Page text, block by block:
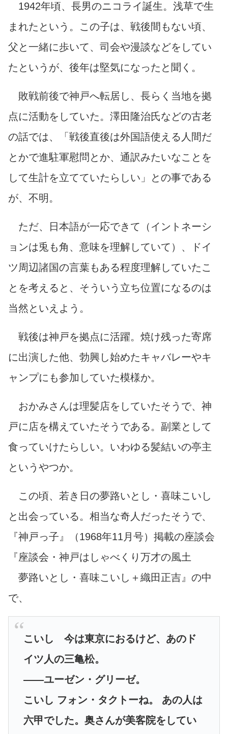
1942年頃、長男のニコライ誕生。浅草で生
まれたという。この子は、戦後間もない頃、
父と一緒に歩いて、司会や漫談などをしてい
たというが、後年は堅気になったと聞く。
敗戦前後で神戸へ転居し、長らく当地を拠
点に活動をしていた。澤田隆治氏などの古老
の話では、「戦後直後は外国語使える人間だ
とかで進駐軍慰問とか、通訳みたいなことを
して生計を立てていたらしい」との事である
が、不明。
ただ、日本語が一応できて（イントネーシ
ョンは兎も角、意味を理解していて）、ドイ
ツ周辺諸国の言葉もある程度理解していたこ
とを考えると、そういう立ち位置になるのは
当然といえよう。
戦後は神戸を拠点に活躍。焼け残った寄席
に出演した他、勃興し始めたキャバレーやキ
ャンプにも参加していた模様か。
おかみさんは理髪店をしていたそうで、神
戸に店を構えていたそうである。副業として
食っていけたらしい。いわゆる髪結いの亭主
というやつか。
この頃、若き日の夢路いとし・喜味こいし
と出会っている。相当な奇人だったそうで、
『神戸っ子』（1968年11月号）掲載の座談会
『座談会・神戸はしゃべくり万才の風土
夢路いとし・喜味こいし＋織田正吉』の中
で、
こいし 今は東京におるけど、あのド
イツ人の三亀松。
――ユーゼン・グリーゼ。
こいし フォン・タクトーね。 あの人は
六甲でした。奥さんが美客院をしてい